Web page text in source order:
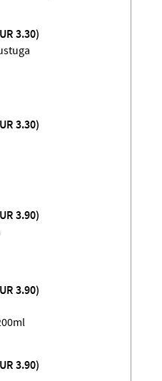
3.30)
3.30)
3.90)
3.90)
3.90)